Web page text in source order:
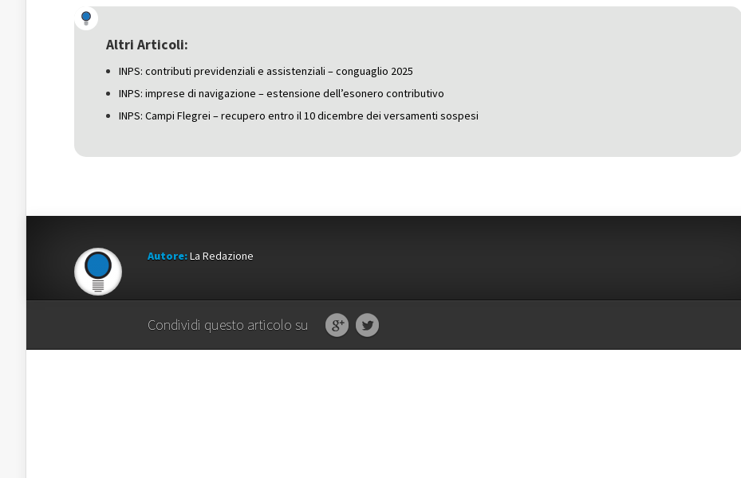
(Si
apre
una
nuova
nuova
finestra)
una
nuova
Altri Articoli:
INPS: contributi previdenziali e assistenziali – conguaglio 2025
INPS: imprese di navigazione – estensione dell’esonero contributivo
INPS: Campi Flegrei – recupero entro il 10 dicembre dei versamenti sospesi
Autore:La Redazione
Condividi questo articolo su